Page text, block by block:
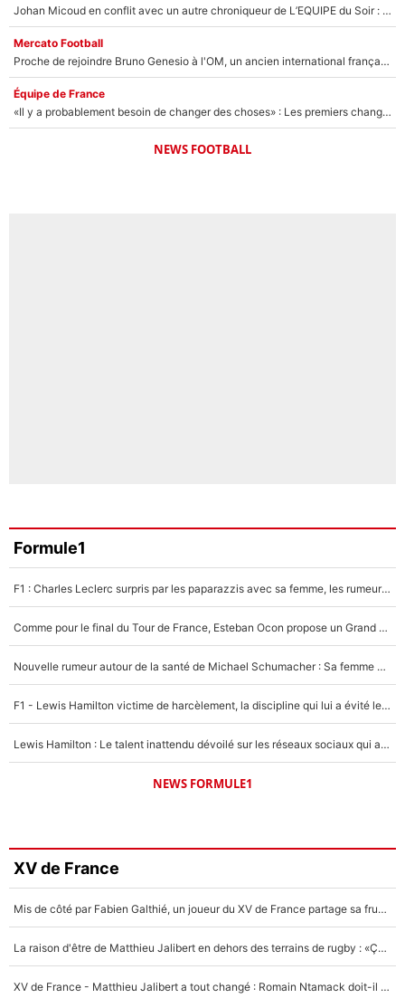
Johan Micoud en conflit avec un autre chroniqueur de L’EQUIPE du Soir : «Pendant un moment, je ne les ai pas remis ensemble dans l'émission»
Mercato Football
Proche de rejoindre Bruno Genesio à l'OM, un ancien international français va finalement débarquer... sur RMC !
Équipe de France
«Il y a probablement besoin de changer des choses» : Les premiers changements de Zinedine Zidane en équipe de France sont révélés ?
NEWS FOOTBALL
Formule1
F1 : Charles Leclerc surpris par les paparazzis avec sa femme, les rumeurs étaient vraies !
Comme pour le final du Tour de France, Esteban Ocon propose un Grand Prix de Formule 1 à Paris : «Autour de l’Arc de Triomphe, ce serait génial» !
Nouvelle rumeur autour de la santé de Michael Schumacher : Sa femme Corinna sort du silence
F1 - Lewis Hamilton victime de harcèlement, la discipline qui lui a évité le pire : «J'aurais probablement mal tourné»
Lewis Hamilton : Le talent inattendu dévoilé sur les réseaux sociaux qui a impressionné Kim Kardashian pendant leurs vacances en amoureux !
NEWS FORMULE1
XV de France
Mis de côté par Fabien Galthié, un joueur du XV de France partage sa frustration : «ils ne me l’ont pas dit tout de suite»
La raison d'être de Matthieu Jalibert en dehors des terrains de rugby : «Ça m'atteint autant que si tu touches à un membre de ma famille»
XV de France - Matthieu Jalibert a tout changé : Romain Ntamack doit-il s’inquiéter pour sa place à un an de la Coupe du monde ?